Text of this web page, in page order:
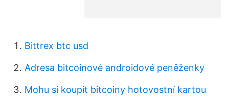
Bittrex btc usd
Adresa bitcoinové androidové peněženky
Mohu si koupit bitcoiny hotovostní kartou